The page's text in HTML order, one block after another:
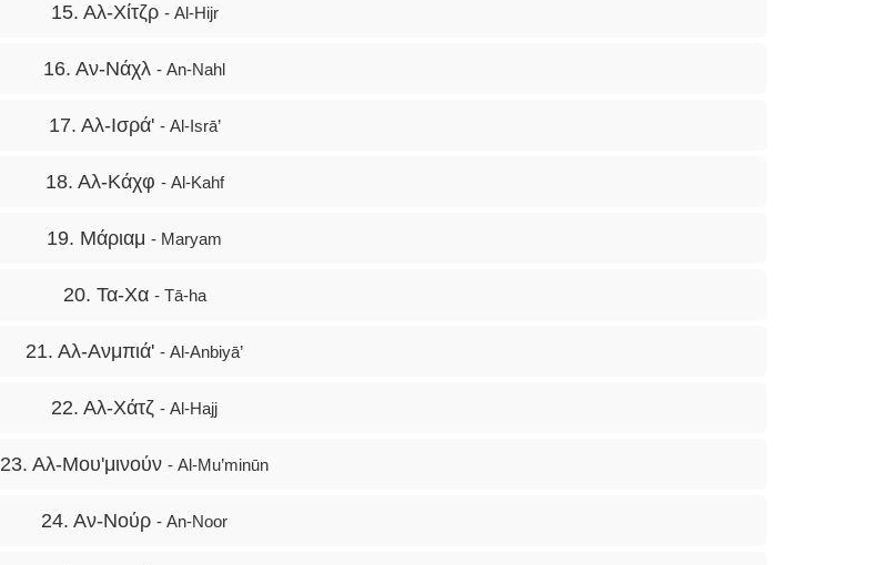
15. Αλ-Χίτζρ - Al-Hijr
16. Αν-Νάχλ - An-Nahl
17. Αλ-Ισρά' - Al-Isrā’
18. Αλ-Κάχφ - Al-Kahf
19. Μάριαμ - Maryam
20. Τα-Χα - Tā-ha
21. Αλ-Ανμπιά' - Al-Anbiyā’
22. Αλ-Χάτζ - Al-Hajj
23. Αλ-Μου'μινούν - Al-Mu’minūn
24. Αν-Νούρ - An-Noor